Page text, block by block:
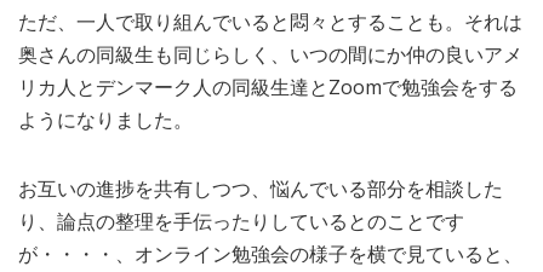
ABOUT US - サイトについて
ただ、一人で取り組んでいると悶々とすることも。それは
奥さんの同級生も同じらしく、いつの間にか仲の良いアメ
リカ人とデンマーク人の同級生達とZoomで勉強会をする
ようになりました。
お互いの進捗を共有しつつ、悩んでいる部分を相談した
り、論点の整理を手伝ったりしているとのことです
が・・・・、オンライン勉強会の様子を横で見ていると、